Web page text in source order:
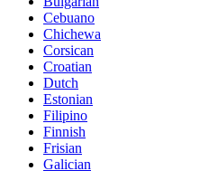
Cebuano
Chichewa
Corsican
Croatian
Dutch
Estonian
Filipino
Finnish
Frisian
Galician